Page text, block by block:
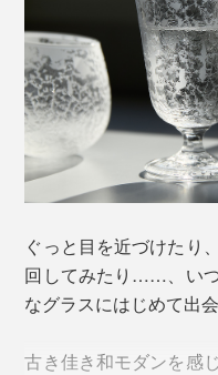
ぐっと目を近づけたり
回してみたり……、い
なグラスにはじめて出会
古き佳き和モダンを感